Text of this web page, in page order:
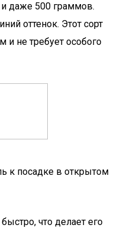
даже 500 граммов.
оттенок. Этот сорт
и не требует особого
к посадке в открытом
что делает его